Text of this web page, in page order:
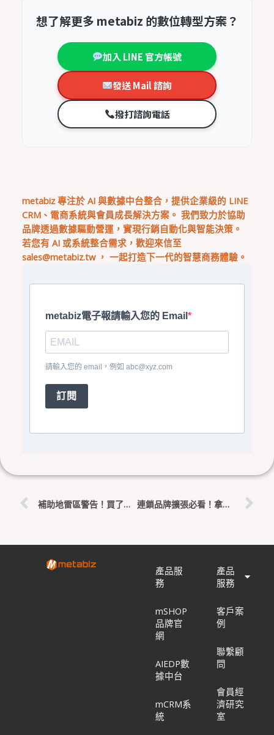
想了解更多 metabiz 的數位轉型方案？
加入 LINE 官方帳號
發送 Mail 諮詢
撥打諮詢電話
metabiz 專注於 AI 與數據中台整合，提供企業級的 LINE
CRM、電商系統與會員成長解決方案。 我們致力於協助
品牌透過數據驅動營運，實現行銷自動化與智能決策。
若您有 AI 或系統整合需求，歡迎來信至
sales@metabiz.tw， 一起打造下一代的智慧商務體驗。
metabiz電子報請輸入您的 Email
請輸入您的 email，例如 abc@xyz.com
訂閱
補助地雷區警告！買了系統卻核銷失敗？千萬別踩「中國大陸廠牌」等三大天條 連鎖品牌擴張必看！拿走 300 萬政府補助，用 AI 打造你的最強「總部戰情室」
產品服
務
mSHOP
品牌官
網
AIEDP數
據中台
mCRM系
統
產品
服務
客戶案
例
聯繫顧
問
會員經
濟研究
室